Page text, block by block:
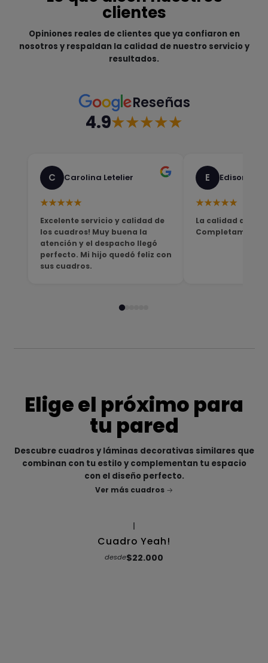
clientes
Opiniones reales de clientes que ya confiaron en
nosotros y respaldan la calidad de nuestro servicio y
resultados.
Reseñas
4.9★★★★★
C Carolina Letelier
★★★★★
Excelente servicio y calidad de
los cuadros! Muy buena la
atención y el despacho llegó
perfecto. Mi hijo quedó feliz con
sus cuadros.
E Edison
★★★★★
La calidad del
Completamente
Elige el próximo para
tu pared
Descubre cuadros y láminas decorativas similares que
combinan con tu estilo y complementan tu espacio
con el diseño perfecto.
Ver más cuadros
Cuadro Yeah!
desde$22.000